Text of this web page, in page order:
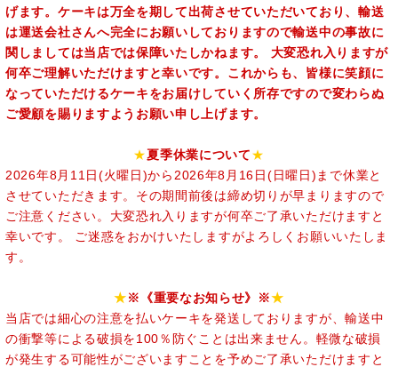
げます。ケーキは万全を期して出荷させていただいており、輸送
は運送会社さんへ完全にお願いしておりますので輸送中の事故に
関しましては当店では保障いたしかねます。 大変恐れ入りますが
何卒ご理解いただけますと幸いです。これからも、皆様に笑顔に
なっていただけるケーキをお届けしていく所存ですので変わらぬ
ご愛顧を賜りますようお願い申し上げます。
★夏季休業について★
2026年8月11日(火曜日)から2026年8月16日(日曜日)まで休業と
させていただきます。その期間前後は締め切りが早まりますので
ご注意ください。大変恐れ入りますが何卒ご了承いただけますと
幸いです。 ご迷惑をおかけいたしますがよろしくお願いいたしま
す。
★※《重要なお知らせ》※★
当店では細心の注意を払いケーキを発送しておりますが、輸送中
の衝撃等による破損を100％防ぐことは出来ません。軽微な破損
が発生する可能性がございますことを予めご了承いただけますと